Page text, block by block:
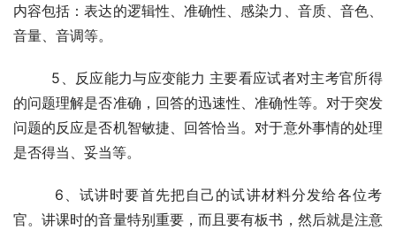
内容包括：表达的逻辑性、准确性、感染力、音质、音色、
音量、音调等。
的问题理解是否准确，回答的迅速性、准确性等。对于突发
问题的反应是否机智敏捷、回答恰当。对于意外事情的处理
是否得当、妥当等。
官。讲课时的音量特别重要，而且要有板书，然后就是注意